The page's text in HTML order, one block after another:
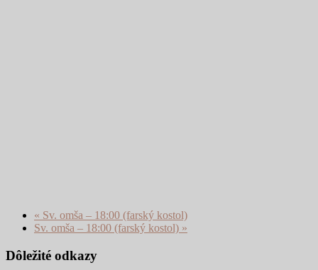
« Sv. omša – 18:00 (farský kostol)
Sv. omša – 18:00 (farský kostol) »
Dôležité odkazy